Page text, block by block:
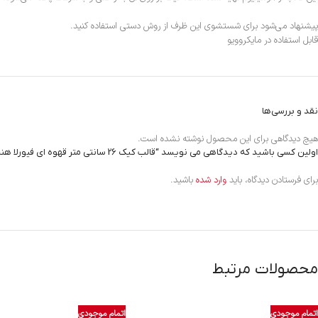
پیشنهاد می‌شود برای شستشوی این ظرف از روش دستی استفاده کنید.
قابل استفاده در مایکروویو
نقد و بررسی‌ها
هیچ دیدگاهی برای این محصول نوشته نشده است.
اولین کسی باشید که دیدگاهی می نویسد “قالب کیک 26 سانتی متر قهوه ای فیورلا هنس کاراجا 153.03.06.4828”
برای فرستادن دیدگاه، باید وارد شده باشید.
محصولات مرتبط
اتمام موجودی اتمام موجودی